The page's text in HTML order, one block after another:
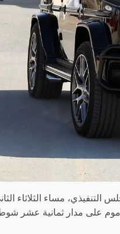
مساء الثلاثاء
على مدار ثمانية عشر